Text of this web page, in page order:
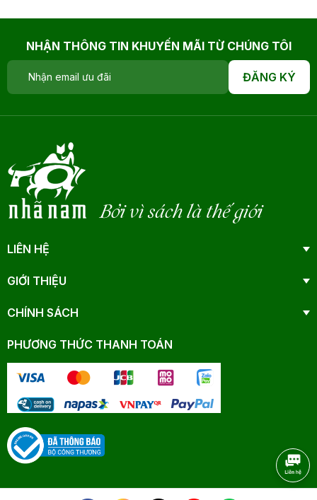
NHẬN THÔNG TIN KHUYẾN MÃI TỪ CHÚNG TÔI
ĐĂNG KÝ
Bởi vì sách là thế giới
LIÊN HỆ
GIỚI THIỆU
CHÍNH SÁCH
PHƯƠNG THỨC THANH TOÁN